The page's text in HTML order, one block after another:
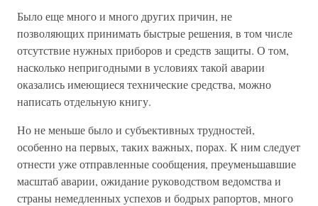
Было еще много и много других причин, не
позволяющих принимать быстрые решения, в том числе
отсутствие нужных приборов и средств защиты. О том,
насколько непригодными в условиях такой аварии
оказались имеющиеся технические средства, можно
написать отдельную книгу.
Но не меньше было и субъективных трудностей,
особенно на первых, таких важных, порах. К ним следует
отнести уже отправленные сообщения, преуменьшавшие
масштаб аварии, ожидание руководством ведомства и
страны немедленных успехов и бодрых рапортов, много